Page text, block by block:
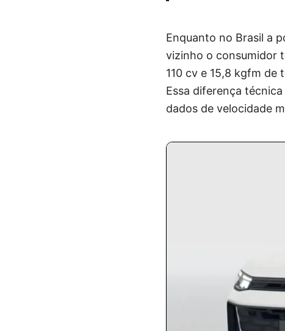
Enquanto no Brasil a
vizinho o consumidor
110 cv e 15,8 kgfm de
Essa diferença
dados de velocidade